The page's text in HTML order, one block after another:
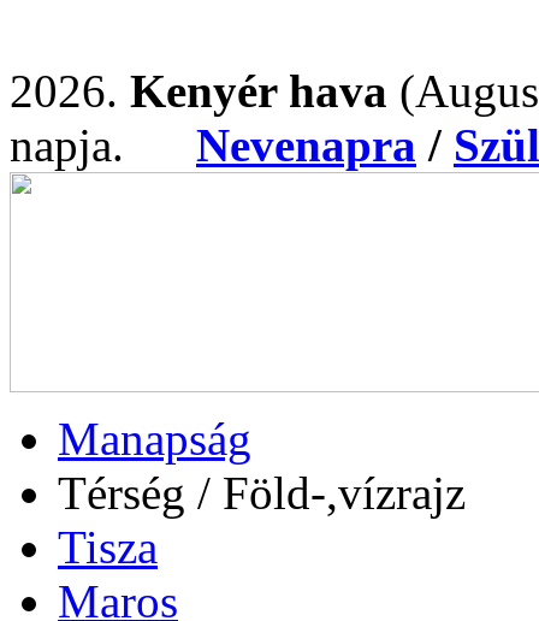
2026. Kenyér hava
napja. Nevenapra /
Manapság
Térség / Föld-,vízrajz
Tisza
Maros